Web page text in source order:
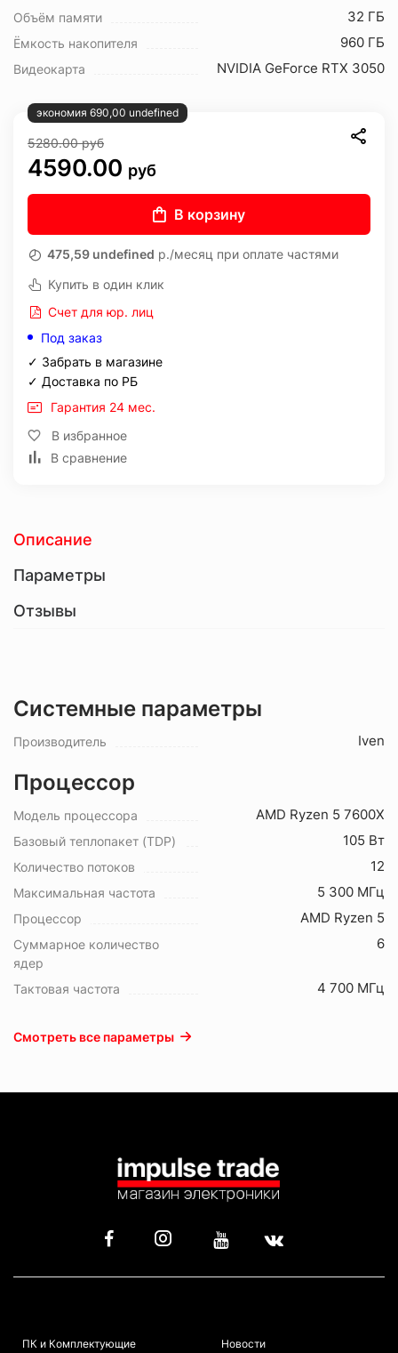
Объём памяти 32 ГБ
Ёмкость накопителя 960 ГБ
Видеокарта NVIDIA GeForce RTX 3050
экономия 690,00 undefined
5280.00руб
4590.00 руб
В корзину
475,59 undefined р./месяц при оплате частями
Купить в один клик
Счет для юр. лиц
Под заказ
✓ Забрать в магазине
✓ Доставка по РБ
Гарантия 24 мес.
В избранное
В сравнение
Описание
Параметры
Отзывы
Системные параметры
Производитель Iven
Процессор
Модель процессора AMD Ryzen 5 7600X
Базовый теплопакет (TDP) 105 Вт
Количество потоков 12
Максимальная частота 5 300 МГц
Процессор AMD Ryzen 5
Суммарное количество
ядер
6
Тактовая частота 4 700 МГц
Смотреть все параметры
ПК и Комплектующие Новости